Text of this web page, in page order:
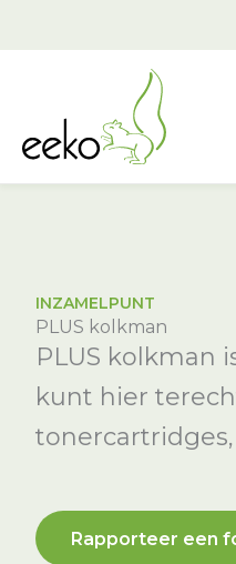
INZAMELPUNT
PLUS kolkman
PLUS kolkman
kunt hier
Rapporteer een